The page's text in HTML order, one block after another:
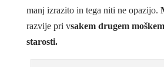
manj izrazito in tega niti ne opazijo.
razvije pri vsakem drugem moškem
starosti.